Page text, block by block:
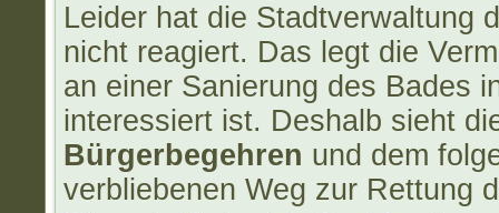
Leider hat die Stadtverwaltung
nicht reagiert. Das legt die
an einer Sanierung des Bades
interessiert ist. Deshalb sieht
Bürgerbegehren und dem
verbliebenen Weg zur Rettung